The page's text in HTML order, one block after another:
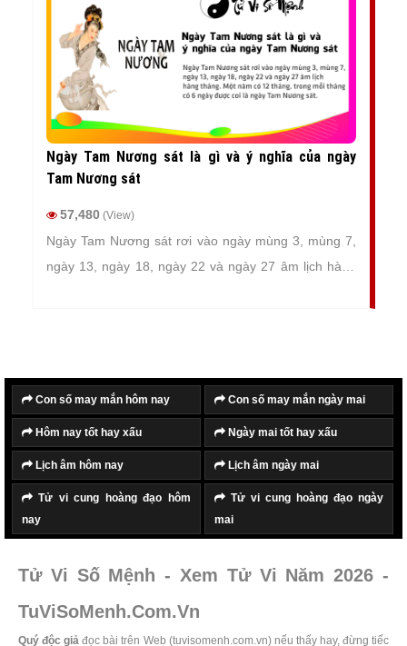
Ngày Tam Nương sát là gì và ý nghĩa của ngày
Tam Nương sát
57,480 (View)
Ngày Tam Nương sát rơi vào ngày mùng 3, mùng 7,
ngày 13, ngày 18, ngày 22 và ngày 27 âm lịch hàng
được cho là ngày rất xấu, cần hạn chế thực
hiện những việc quan trọng vào ngày này để
tránh gặp những điều rủi ro, xui xẻo và vận hạn
không mong muốn.
Con số may mắn hôm nay Con số may mắn ngày mai
Hôm nay tốt hay xấu Ngày mai tốt hay xấu
Lịch âm hôm nay Lịch âm ngày mai
Tử vi cung hoàng đạo hôm
nay
Tử vi cung hoàng đạo ngày
mai
Tử Vi Số Mệnh - Xem Tử Vi Năm 2026 -
TuViSoMenh.Com.Vn
Quý độc giả đọc bài trên Web (tuvisomenh.com.vn) nếu thấy hay, đừng tiếc